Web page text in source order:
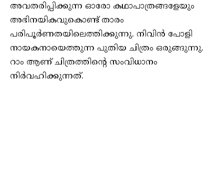
അവതരിപ്പിക്കുന്ന ഓരോ കഥാപാത്രങ്ങളേയും
അഭിനയികവുകൊണ്ട് താരം
പരിപൂര്‍ണതയിലെത്തിക്കുന്നു. നിവിന്‍ പോളി
നായകനായെത്തുന്ന പുതിയ ചിത്രം ഒരുങ്ങുന്നു.
റാം ആണ് ചിത്രത്തിന്റെ സംവിധാനം
നിര്‍വഹിക്കുന്നത്.